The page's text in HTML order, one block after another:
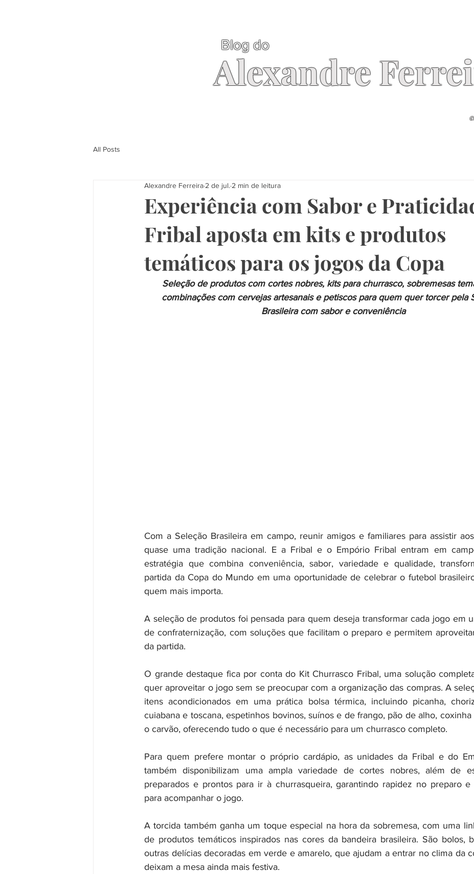
Alexandre
Blog do
All Posts
Experiência com Sabor e
Fribal aposta em kits e produtos
temáticos para os jogos da Copa
Alexandre Ferreira 2 de jul. 2 min de leitura
Seleção de produtos com cortes nobres, kits para churrasco, sobremesas
combinações com cervejas artesanais e petiscos para quem quer torcer pela
Brasileira com sabor e conveniência
Com a Seleção Brasileira em campo, reunir amigos e familiares para assistir
quase uma tradição nacional. E a Fribal e o Empório Fribal entram em
estratégia que combina conveniência, sabor, variedade e qualidade,
partida da Copa do Mundo em uma oportunidade de celebrar o futebol
quem mais importa.
A seleção de produtos foi pensada para quem deseja transformar cada jogo em
de confraternização, com soluções que facilitam o preparo e permitem
da partida.
O grande destaque fica por conta do Kit Churrasco Fribal, uma solução
quer aproveitar o jogo sem se preocupar com a organização das compras. A
itens acondicionados em uma prática bolsa térmica, incluindo picanha,
cuiabana e toscana, espetinhos bovinos, suínos e de frango, pão de alho, coxinha
o carvão, oferecendo tudo o que é necessário para um churrasco completo.
Para quem prefere montar o próprio cardápio, as unidades da Fribal e do
também disponibilizam uma ampla variedade de cortes nobres, além de
preparados e prontos para ir à churrasqueira, garantindo rapidez no preparo
para acompanhar o jogo.
A torcida também ganha um toque especial na hora da sobremesa, com uma
de produtos temáticos inspirados nas cores da bandeira brasileira. São bolos,
outras delícias decoradas em verde e amarelo, que ajudam a entrar no clima da
deixam a mesa ainda mais festiva.